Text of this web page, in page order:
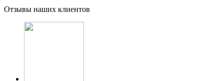
Отзывы наших клиентов